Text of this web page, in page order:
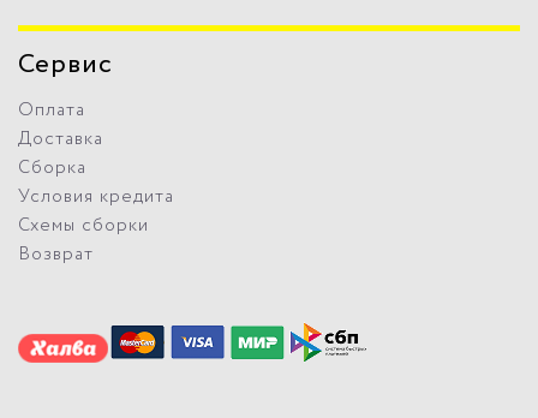
Сервис
Оплата
Доставка
Сборка
Условия кредита
Схемы сборки
Возврат